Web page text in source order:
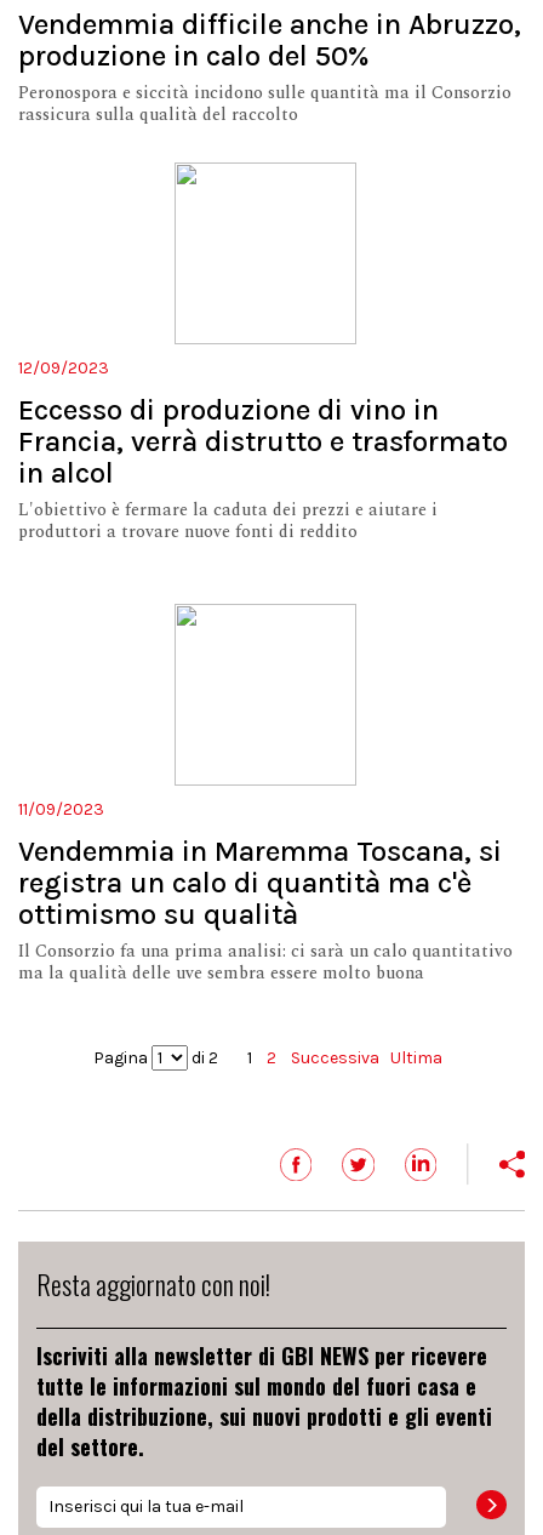
Vendemmia difficile anche in Abruzzo,
produzione in calo del 50%
Peronospora e siccità incidono sulle quantità ma il Consorzio
rassicura sulla qualità del raccolto
12/09/2023
Eccesso di produzione di vino in
Francia, verrà distrutto e trasformato
in alcol
L'obiettivo è fermare la caduta dei prezzi e aiutare i
produttori a trovare nuove fonti di reddito
11/09/2023
Vendemmia in Maremma Toscana, si
registra un calo di quantità ma c'è
ottimismo su qualità
Il Consorzio fa una prima analisi: ci sarà un calo quantitativo
ma la qualità delle uve sembra essere molto buona
Pagina di 2 1 2 Successiva Ultima
Resta aggiornato con noi!
Iscriviti alla newsletter di GBI NEWS per ricevere
tutte le informazioni sul mondo del fuori casa e
della distribuzione, sui nuovi prodotti e gli eventi
del settore.